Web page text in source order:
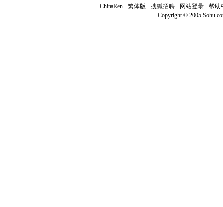
ChinaRen - 繁体版 - 搜狐招聘 - 网站登录 - 帮助
Copyright © 2005